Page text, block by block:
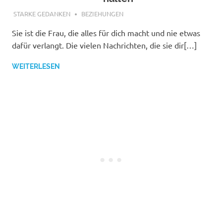
NOVEMBER 3, 2018
STARKE GEDANKEN BEZIEHUNGEN
Sie ist die Frau, die alles für dich macht und nie etwas
dafür verlangt. Die vielen Nachrichten, die sie dir[…]
WEITERLESEN